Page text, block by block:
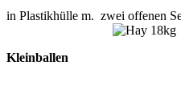
in Plastikhülle m. zwei offenen
Kleinballen